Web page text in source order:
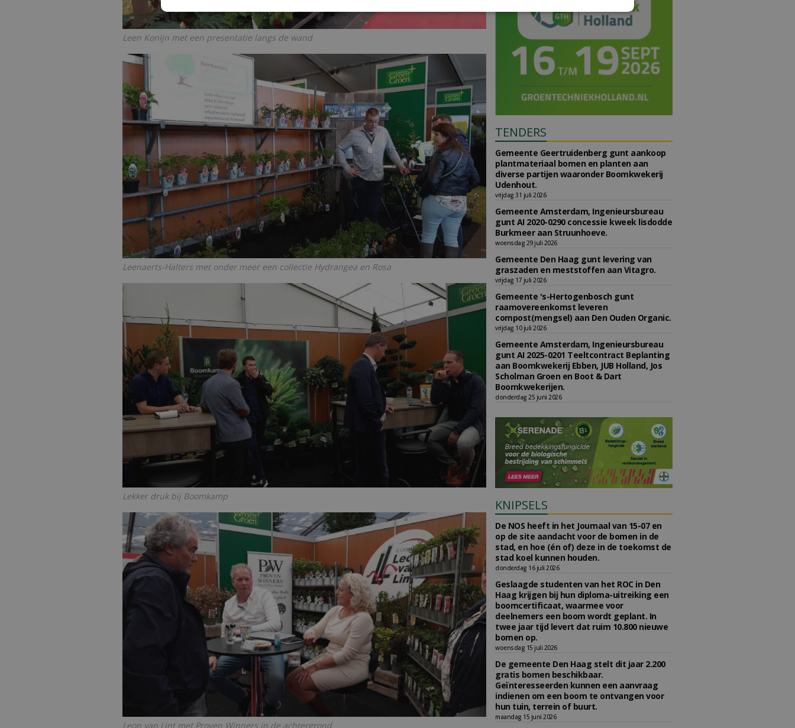
Leen Konijn met een presentatie langs de wand
Leenaerts-Halters met onder meer een collectie Hydrangea en Rosa
Lekker druk bij Boomkamp
Leon van Lint met Proven Winners in de achtergrond
TENDERS
Gemeente Geertruidenberg gunt aankoop
plantmateriaal bomen en planten aan
diverse partijen waaronder Boomkwekerij
Udenhout.
vrijdag 31 juli 2026
Gemeente Amsterdam, Ingenieursbureau
gunt AI 2020-0290 concessie kweek lisdodde
Burkmeer aan Struunhoeve.
woensdag 29 juli 2026
Gemeente Den Haag gunt levering van
graszaden en meststoffen aan Vitagro.
vrijdag 17 juli 2026
Gemeente 's-Hertogenbosch gunt
raamovereenkomst leveren
compost(mengsel) aan Den Ouden Organic.
vrijdag 10 juli 2026
Gemeente Amsterdam, Ingenieursbureau
gunt AI 2025-0201 Teeltcontract Beplanting
aan Boomkwekerij Ebben, JUB Holland, Jos
Scholman Groen en Boot & Dart
Boomkwekerijen.
donderdag 25 juni 2026
KNIPSELS
De NOS heeft in het Journaal van 15-07 en
op de site aandacht voor de bomen in de
stad, en hoe (én of) deze in de toekomst de
stad koel kunnen houden.
donderdag 16 juli 2026
Geslaagde studenten van het ROC in Den
Haag krijgen bij hun diploma-uitreiking een
boomcertificaat, waarmee voor
deelnemers een boom wordt geplant. In
twee jaar tijd levert dat ruim 10.800 nieuwe
bomen op.
woensdag 15 juli 2026
De gemeente Den Haag stelt dit jaar 2.200
gratis bomen beschikbaar.
Geïnteresseerden kunnen een aanvraag
indienen om een boom te ontvangen voor
hun tuin, terrein of buurt.
maandag 15 juni 2026